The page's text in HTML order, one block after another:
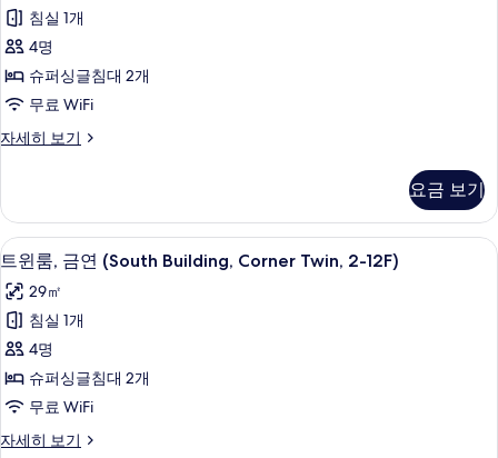
진
모
두
보
기
(22nd
Floor,
Large
Twin)
자
세
금
연
(South
Building
2-
No
View)
사
진
모
두
보
기
침실 1개
4명
슈퍼싱글침대 2개
무료 WiFi
자세히 보기
트
연
(South
Building
12F,
with
View)
자
세
히
보
요금 보기
트
윈
룸,
금
연
(South
Building,
Corner
트윈룸, 금연 (South Building, Corner
5
트윈룸, 금연 (South Building, Corner Twin, 2-12F)
29㎡
침실 1개
4명
슈퍼싱글침대 2개
무료 WiFi
자세히 보기
트